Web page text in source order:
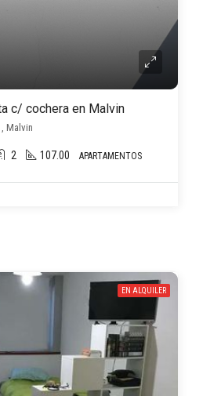
c/ cochera en Malvin
Malvin
2 107.00 APARTAMENTOS
EN ALQUILER